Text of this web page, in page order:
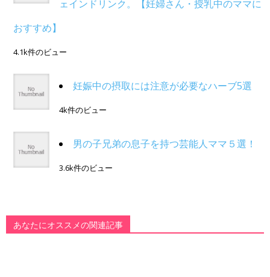
ェインドリンク。【妊婦さん・授乳中のママに
おすすめ】
4.1k件のビュー
妊娠中の摂取には注意が必要なハーブ5選
4k件のビュー
男の子兄弟の息子を持つ芸能人ママ５選！
3.6k件のビュー
あなたにオススメの関連記事